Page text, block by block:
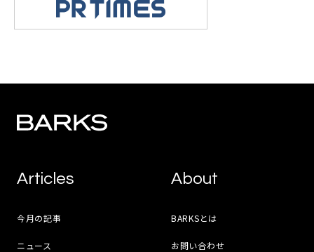
Articles
今月の記事
ニュース
About
BARKSとは
お問い合わせ